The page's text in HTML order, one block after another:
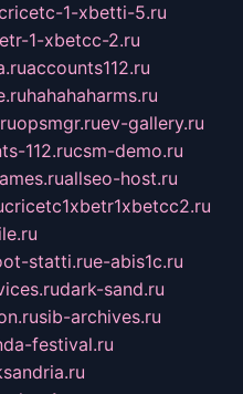
1-xbetti-5.ru
1-xbetcc-2.ru
accounts112.ru
hahahaharms.ru
opsmgr.ruev-gallery.ru
112.rucsm-demo.ru
allseo-host.ru
cricetc1xbetr1xbetcc2.ru
statti.rue-abis1c.ru
dark-sand.ru
sib-archives.ru
festival.ru